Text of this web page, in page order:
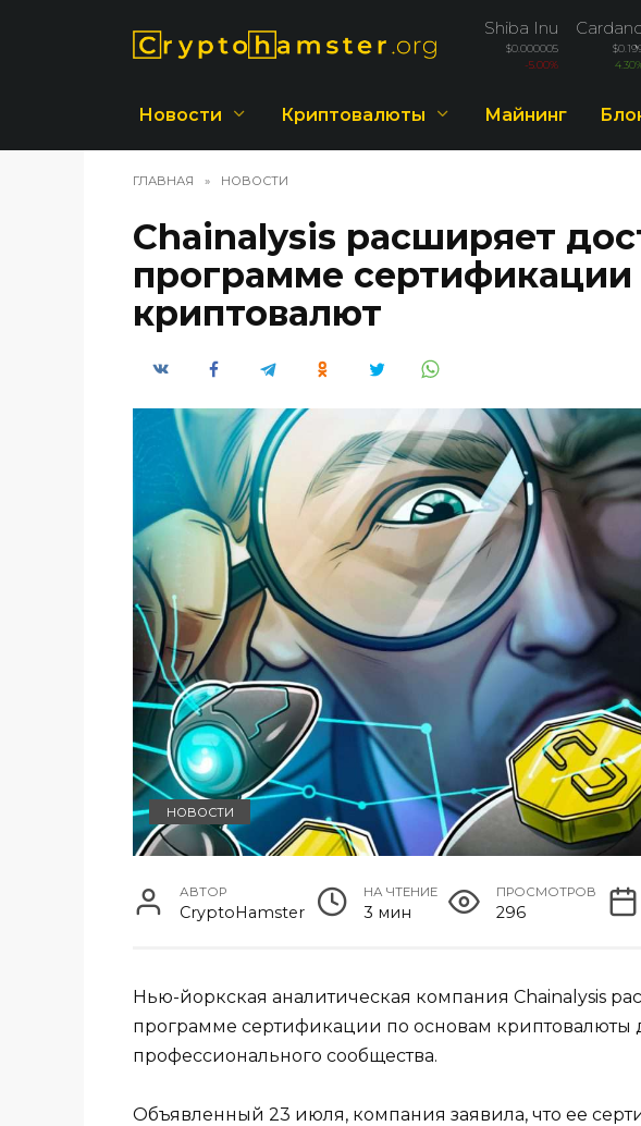
Shiba Inu
$0.000005
-5.00%
Новости Криптовалюты Майнинг
ГЛАВНАЯ » НОВОСТИ
Chainalysis расширяет
программе сертификации
криптовалют
НОВОСТИ
АВТОР
CryptoHamster
НА ЧТЕНИЕ
3 мин
ПРОСМОТРОВ
296
Нью-йоркская аналитическая компания Chainalysis
программе сертификации по основам криптовалюты
профессионального сообщества.
Объявленный 23 июля, компания заявила, что ее